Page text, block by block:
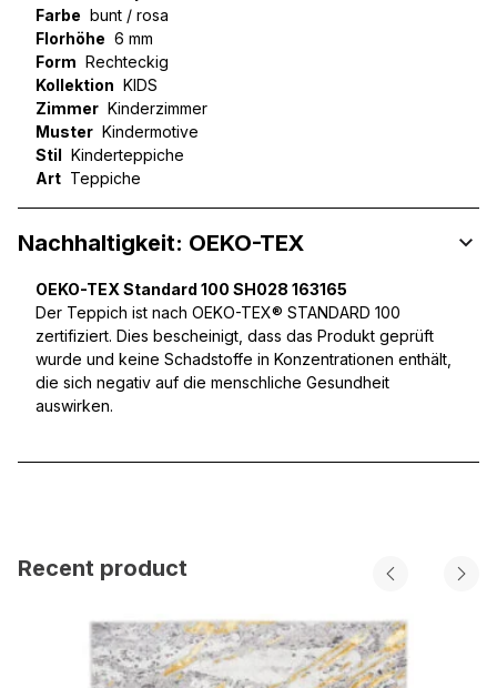
Farbe bunt / rosa
Florhöhe 6 mm
Form Rechteckig
Kollektion KIDS
Zimmer Kinderzimmer
Muster Kindermotive
Stil Kinderteppiche
Art Teppiche
Nachhaltigkeit: OEKO-TEX
OEKO-TEX Standard 100 SH028 163165
Der Teppich ist nach OEKO-TEX® STANDARD 100
zertifiziert. Dies bescheinigt, dass das Produkt geprüft
wurde und keine Schadstoffe in Konzentrationen enthält,
die sich negativ auf die menschliche Gesundheit
auswirken.
Recent product